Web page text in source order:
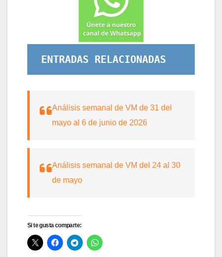
ENTRADAS RELACIONADAS
Análisis semanal de VM de 31 del
mayo al 6 de junio de 2026
Análisis semanal de VM del 24 al 30
de mayo
Si te gusta comparte: